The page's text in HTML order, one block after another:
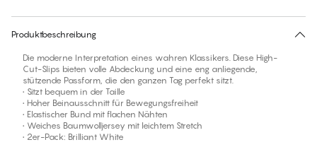
Produktbeschreibung
Die moderne Interpretation eines wahren Klassikers. Diese High-
Cut-Slips bieten volle Abdeckung und eine eng anliegende,
stützende Passform, die den ganzen Tag perfekt sitzt.
• Sitzt bequem in der Taille
• Hoher Beinausschnitt für Bewegungsfreiheit
• Elastischer Bund mit flachen Nähten
• Weiches Baumwolljersey mit leichtem Stretch
• 2er-Pack: Brilliant White